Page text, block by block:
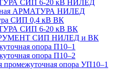
СИП 6-20 кВ НИЛЕД
АРМАТУРА НИЛЕД
СИП 0,4 кВ ВК
СИП 6-20 кВ ВК
СИП НИЛЕД и ВК
опора П10–1
опора П10–2
промежуточная опора УП10–1